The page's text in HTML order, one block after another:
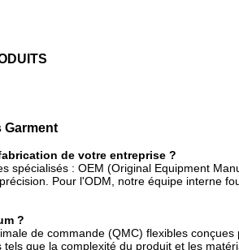
gardant au sec et à l'aise même pendant